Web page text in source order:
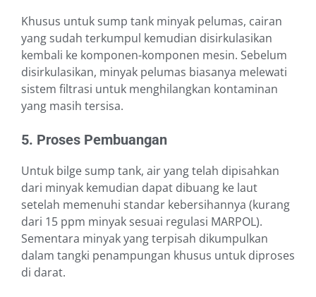
Khusus untuk sump tank minyak pelumas, cairan
yang sudah terkumpul kemudian disirkulasikan
kembali ke komponen-komponen mesin. Sebelum
disirkulasikan, minyak pelumas biasanya melewati
sistem filtrasi untuk menghilangkan kontaminan
yang masih tersisa.
5. Proses Pembuangan
Untuk bilge sump tank, air yang telah dipisahkan
dari minyak kemudian dapat dibuang ke laut
setelah memenuhi standar kebersihannya (kurang
dari 15 ppm minyak sesuai regulasi MARPOL).
Sementara minyak yang terpisah dikumpulkan
dalam tangki penampungan khusus untuk diproses
di darat.